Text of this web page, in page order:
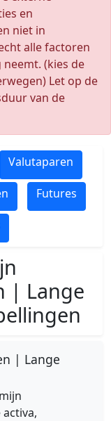
en
niet in
alle factoren
(kies de
Let op de
van de
Valutaparen
Futures
| Lange
| Lange